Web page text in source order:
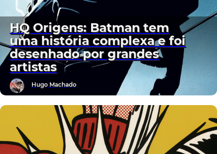
HQ Origens: Batman tem
uma história complexa e foi
desenhado por grandes
artistas
Hugo Machado